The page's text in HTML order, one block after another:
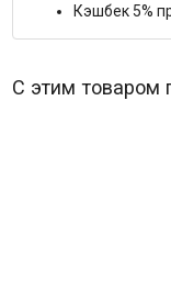
Кэшбек 5%
С этим товаром